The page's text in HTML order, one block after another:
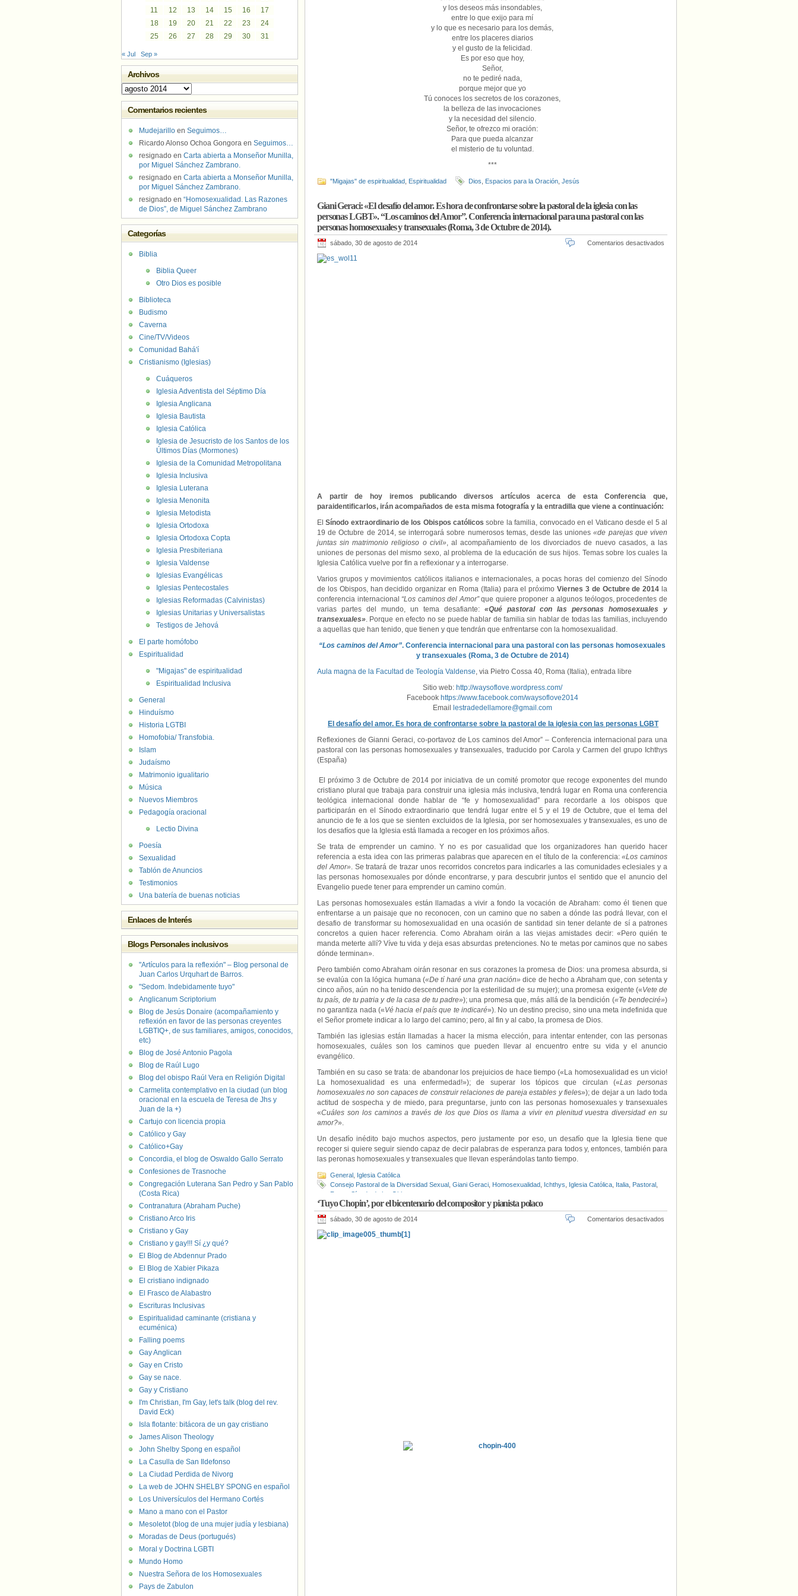
y los deseos más insondables,
entre lo que exijo para mí
y lo que es necesario para los demás,
entre los placeres diarios
y el gusto de la felicidad.
Es por eso que hoy,
Señor,
no te pediré nada,
porque mejor que yo
Tú conoces los secretos de los corazones,
la belleza de las invocaciones
y la necesidad del silencio.
Señor, te ofrezco mi oración:
Para que pueda alcanzar
el misterio de tu voluntad.
***
"Migajas" de espiritualidad Espiritualidad Dios Espacios para la Oración Jesús
Giani Geraci: «El desafío del amor. Es hora de confrontarse sobre la pastoral de la iglesia con las
personas LGBT». “Los caminos del Amor”. Conferencia internacional para una pastoral con las
personas homosexuales y transexuales (Roma, 3 de Octubre de 2014).
sábado, 30 de agosto de 2014 Comentarios desactivados
A partir de hoy iremos publicando diversos artículos acerca de esta Conferencia que,
paraidentificarlos, irán acompañados de esta misma fotografía y la entradilla que viene a continuación:
ElSínodo extraordinario de los Obispos católicos sobre la familia, convocado en el Vaticano desde el 5 al
19 de Octubre de 2014, se interrogará sobre numerosos temas, desde las uniones«de parejas que viven
juntas sin matrimonio religioso o civil», al acompañamiento de los divorciados de nuevo casados, a las
uniones de personas del mismo sexo, al problema de la educación de sus hijos. Temas sobre los cuales la
Iglesia Católica vuelve por fin a reflexionar y a interrogarse.
Varios grupos y movimientos católicos italianos e internacionales, a pocas horas del comienzo del Sínodo
de los Obispos, han decidido organizar en Roma (Italia) para el próximo Viernes 3 de Octubre de 2014 la
conferencia internacional “Los caminos del Amor”que quiere proponer a algunos teólogos, procedentes de
varias partes del mundo, un tema desafiante: «Qué pastoral con las personas homosexuales y
transexuales». Porque en efecto no se puede hablar de familia sin hablar de todas las familias, incluyendo
a aquellas que han tenido, que tienen y que tendrán que enfrentarse con la homosexualidad.
“Los caminos del Amor”. Conferencia internacional para una pastoral con las personas homosexuales
y transexuales (Roma, 3 de Octubre de 2014)
Aula magna de la Facultad de Teología Valdense, via Pietro Cossa 40, Roma (Italia), entrada libre
Sitio web: http://waysoflove.wordpress.com/
Facebook https://www.facebook.com/waysoflove2014
Email
lestradedellamore@gmail.com
El desafío del amor. Es hora de confrontarse sobre la pastoral de la iglesia con las personas LGBT
Reflexiones de Gianni Geraci, co-portavoz de Los caminos del Amor” – Conferencia internacional para una
pastoral con las personas homosexuales y transexuales, traducido por Carola y Carmen del grupo Ichthys
(España)
El próximo 3 de Octubre de 2014 por iniciativa de un comité promotor que recoge exponentes del mundo
cristiano plural que trabaja para construir una iglesia más inclusiva, tendrá lugar en Roma una conferencia
teológica internacional donde hablar de “fe y homosexualidad” para recordarle a los obispos que
participarán en el Sínodo extraordinario que tendrá lugar entre el 5 y el 19 de Octubre, que el tema del
anuncio de fe a los que se sienten excluidos de la Iglesia, por ser homosexuales y transexuales, es uno de
los desafíos que la Iglesia está llamada a recoger en los próximos años.
Se trata de emprender un camino. Y no es por casualidad que los organizadores han querido hacer
referencia a esta idea con las primeras palabras que aparecen en el título de la conferencia:«Los caminos
del Amor». Se tratará de trazar unos recorridos concretos para indicarles a las comunidades eclesiales y a
las personas homosexuales por dónde encontrarse, y para descubrir juntos el sentido que el anuncio del
Evangelio puede tener para emprender un camino común.
Las personas homosexuales están llamadas a vivir a fondo la vocación de Abraham: como él tienen que
enfrentarse a un paisaje que no reconocen, con un camino que no saben a dónde las podrá llevar, con el
desafio de transformar su homosexualidad en una ocasión de santidad sin tener delante de sí a patrones
concretos a quien hacer referencia. Como Abraham oirán a las viejas amistades decir: «Pero quién te
manda meterte allí? Víve tu vida y deja esas absurdas pretenciones. No te metas por caminos que no sabes
dónde terminan».
Pero también como Abraham oirán resonar en sus corazones la promesa de Dios: una promesa absurda, si
se evalúa con la lógica humana («De tí haré una gran nación» dice de hecho a Abraham que, con setenta y
cinco años, aún no ha tenido descendencia por la esterilidad de su mujer); una promesa exigente («Vete de
tu país, de tu patria y de la casa de tu padre»); una promesa que, más allá de la bendición («Te bendeciré»)
no garantiza nada («Vé hacia el país que te indicaré»). No un destino preciso, sino una meta indefinida que
el Señor promete indicar a lo largo del camino; pero, al fin y al cabo, la promesa de Dios.
También las iglesias están llamadas a hacer la misma elección, para intentar entender, con las personas
homosexuales, cuáles son los caminos que pueden llevar al encuentro entre su vida y el anuncio
evangélico.
También en su caso se trata: de abandonar los prejuicios de hace tiempo («La homosexualidad es un vicio!
La homosexualidad es una enfermedad!»); de superar los tópicos que circulan («Las personas
homosexuales no son capaces de construir relaciones de pareja estables y fieles»); de dejar a un lado toda
actitud de sospecha y de miedo, para preguntarse, junto con las personas homosexuales y transexuales
«Cuáles son los caminos a través de los que Dios os llama a vivir en plenitud vuestra diversidad en su
amor?».
Un desafío inédito bajo muchos aspectos, pero justamente por eso, un desafío que la Iglesia tiene que
recoger si quiere seguir siendo capaz de decir palabras de esperanza para todos y, entonces, también para
las peronas homosexuales y transexuales que llevan esperándolas tanto tiempo.
General Iglesia Católica
Consejo Pastoral de la Diversidad Sexual Giani Geraci Homosexualidad Ichthys Iglesia Católica Italia Pastoral
Roma
Sínodo de los Obispos
‘Tuyo Chopin’, por el bicentenario del compositor y pianista polaco
sábado, 30 de agosto de 2014 Comentarios desactivados
11
12 13 14 15 16
17
18
19 20 21 22 23
24
25
26 27 28 29 30 31
« Jul Sep »
Archivos
Archivos
Comentarios recientes
Mudejarillo en Seguimos…
Ricardo Alonso Ochoa Gongora en Seguimos…
resignado en Carta abierta a Monseñor Munilla,
por Miguel Sánchez Zambrano.
resignado en Carta abierta a Monseñor Munilla,
por Miguel Sánchez Zambrano.
resignado en “Homosexualidad. Las Razones
de Dios”, de Miguel Sánchez Zambrano
Categorías
Biblia
Biblia Queer
Otro Dios es posible
Biblioteca
Budismo
Caverna
Cine/TV/Videos
Comunidad Bahá'í
Cristianismo (Iglesias)
Cuáqueros
Iglesia Adventista del Séptimo Día
Iglesia Anglicana
Iglesia Bautista
Iglesia Católica
Iglesia de Jesucristo de los Santos de los
Últimos Días (Mormones)
Iglesia de la Comunidad Metropolitana
Iglesia Inclusiva
Iglesia Luterana
Iglesia Menonita
Iglesia Metodista
Iglesia Ortodoxa
Iglesia Ortodoxa Copta
Iglesia Presbiteriana
Iglesia Valdense
Iglesias Evangélicas
Iglesias Pentecostales
Iglesias Reformadas (Calvinistas)
Iglesias Unitarias y Universalistas
Testigos de Jehová
El parte homófobo
Espiritualidad
"Migajas" de espiritualidad
Espiritualidad Inclusiva
General
Hinduísmo
Historia LGTBI
Homofobia/ Transfobia.
Islam
Judaísmo
Matrimonio igualitario
Música
Nuevos Miembros
Pedagogía oracional
Lectio Divina
Poesía
Sexualidad
Tablón de Anuncios
Testimonios
Una batería de buenas noticias
Enlaces de Interés
Blogs Personales inclusivos
"Artículos para la reflexión" – Blog personal de
Juan Carlos Urquhart de Barros.
"Sedom. Indebidamente tuyo"
Anglicanum Scriptorium
Blog de Jesús Donaire (acompañamiento y
reflexión en favor de las personas creyentes
LGBTIQ+, de sus familiares, amigos, conocidos,
etc)
Blog de José Antonio Pagola
Blog de Raúl Lugo
Blog del obispo Raúl Vera en Religión Digital
Carmelita contemplativo en la ciudad (un blog
oracional en la escuela de Teresa de Jhs y
Juan de la +)
Cartujo con licencia propia
Católico y Gay
Católico+Gay
Concordia, el blog de Oswaldo Gallo Serrato
Confesiones de Trasnoche
Congregación Luterana San Pedro y San Pablo
(Costa Rica)
Contranatura (Abraham Puche)
Cristiano Arco Iris
Cristiano y Gay
Cristiano y gay!!! Sí ¿y qué?
El Blog de Abdennur Prado
El Blog de Xabier Pikaza
El cristiano indignado
El Frasco de Alabastro
Escrituras Inclusivas
Espiritualidad caminante (cristiana y
ecuménica)
Falling poems
Gay Anglican
Gay en Cristo
Gay se nace.
Gay y Cristiano
I'm Christian, I'm Gay, let's talk (blog del rev.
David Eck)
Isla flotante: bitácora de un gay cristiano
James Alison Theology
John Shelby Spong en español
La Casulla de San Ildefonso
La Ciudad Perdida de Nivorg
La web de JOHN SHELBY SPONG en español
Los Universículos del Hermano Cortés
Mano a mano con el Pastor
Mesoletot (blog de una mujer judía y lesbiana)
Moradas de Deus (portugués)
Moral y Doctrina LGBTI
Mundo Homo
Nuestra Señora de los Homosexuales
Pays de Zabulon